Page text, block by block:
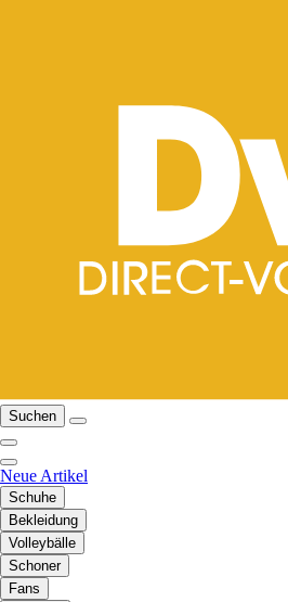
Suchen
Neue Artikel
Schuhe
Bekleidung
Volleybälle
Schoner
Fans